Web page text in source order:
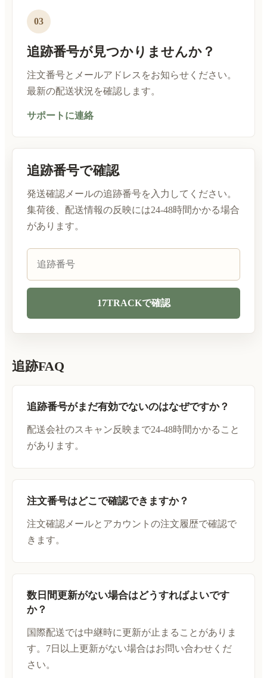
03
追跡番号が見つかりませんか？
注文番号とメールアドレスをお知らせください。
最新の配送状況を確認します。
サポートに連絡
追跡番号で確認
発送確認メールの追跡番号を入力してください。
集荷後、配送情報の反映には24-48時間かかる場合
があります。
追跡番号
17TRACKで確認
追跡FAQ
追跡番号がまだ有効でないのはなぜですか？
配送会社のスキャン反映まで24-48時間かかること
があります。
注文番号はどこで確認できますか？
注文確認メールとアカウントの注文履歴で確認で
きます。
数日間更新がない場合はどうすればよいです
か？
国際配送では中継時に更新が止まることがありま
す。7日以上更新がない場合はお問い合わせくだ
さい。